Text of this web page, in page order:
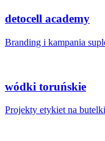
detocell academy
Branding i kampania
wódki toruńskie
Projekty etykiet na